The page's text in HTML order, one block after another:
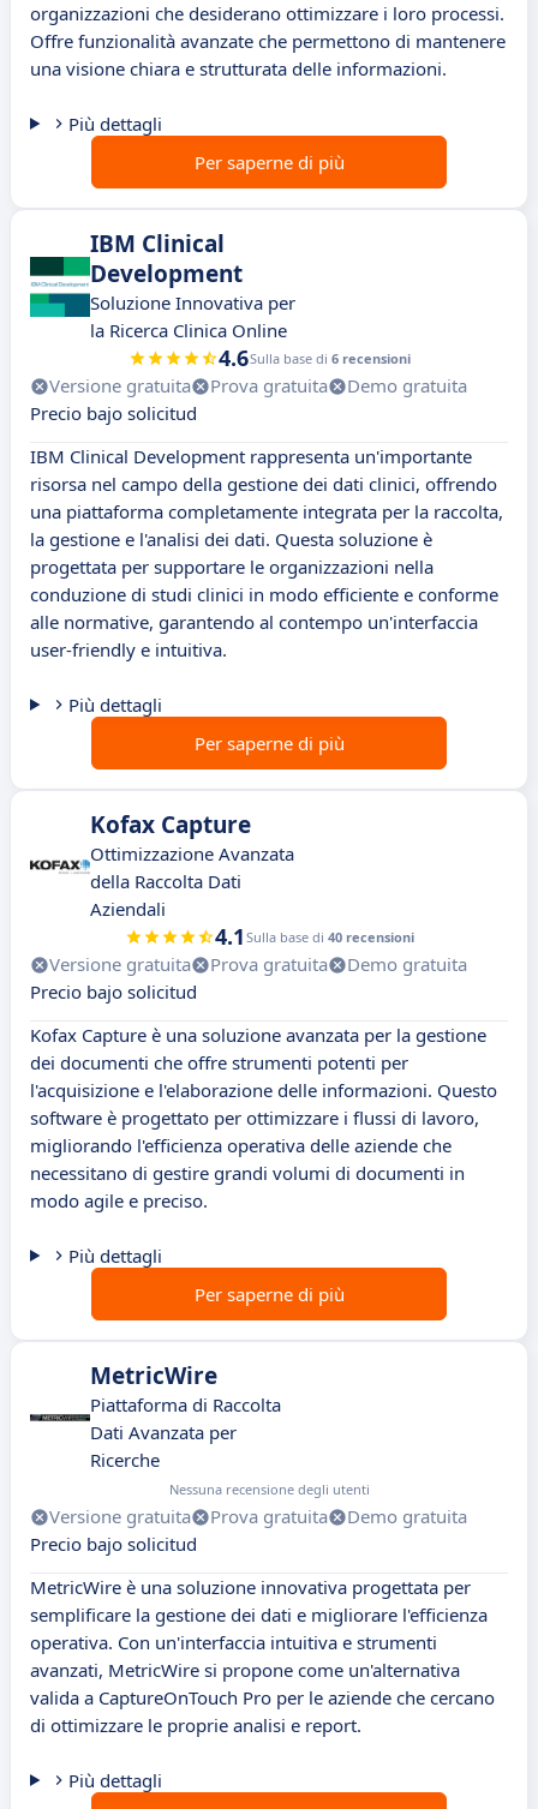
organizzazioni che desiderano ottimizzare i loro processi.
Offre funzionalità avanzate che permettono di mantenere
una visione chiara e strutturata delle informazioni.
Più dettagli
Per saperne di più
IBM Clinical
Development
Soluzione Innovativa per
la Ricerca Clinica Online
4.6Sulla base di 6 recensioni
Versione gratuita Prova gratuita
Demo gratuita
Precio bajo solicitud
IBM Clinical Development rappresenta un'importante
risorsa nel campo della gestione dei dati clinici, offrendo
una piattaforma completamente integrata per la raccolta,
la gestione e l'analisi dei dati. Questa soluzione è
progettata per supportare le organizzazioni nella
conduzione di studi clinici in modo efficiente e conforme
alle normative, garantendo al contempo un'interfaccia
user-friendly e intuitiva.
Più dettagli
Per saperne di più
Kofax Capture
Ottimizzazione Avanzata
della Raccolta Dati
Aziendali
4.1 Sulla base di 40 recensioni
Versione gratuita Prova gratuita
Demo gratuita
Precio bajo solicitud
Kofax Capture è una soluzione avanzata per la gestione
dei documenti che offre strumenti potenti per
l'acquisizione e l'elaborazione delle informazioni. Questo
software è progettato per ottimizzare i flussi di lavoro,
migliorando l'efficienza operativa delle aziende che
necessitano di gestire grandi volumi di documenti in
modo agile e preciso.
Più dettagli
Per saperne di più
MetricWire
Piattaforma di Raccolta
Dati Avanzata per
Ricerche
Nessuna recensione degli utenti
Versione gratuita Prova gratuita
Demo gratuita
Precio bajo solicitud
MetricWire è una soluzione innovativa progettata per
semplificare la gestione dei dati e migliorare l'efficienza
operativa. Con un'interfaccia intuitiva e strumenti
avanzati, MetricWire si propone come un'alternativa
valida a CaptureOnTouch Pro per le aziende che cercano
di ottimizzare le proprie analisi e report.
Più dettagli